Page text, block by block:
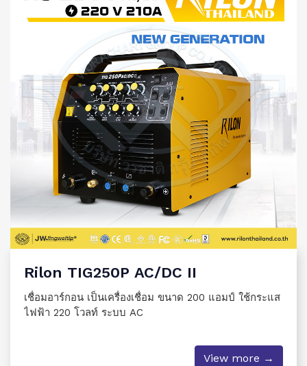
Rilon TIG250P AC/DC II
เชื่อมอาร์กอน เป็นเครื่องเชื่อม ขนาด 200 แอมป์ ใช้กระแส
ไฟฟ้า 220 โวลท์ ระบบ AC
View more →